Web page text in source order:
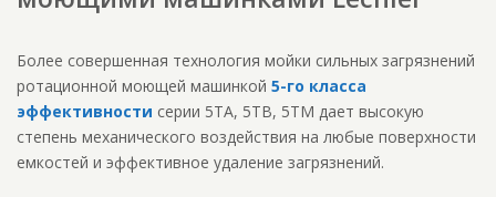
Более совершенная технология мойки сильных загрязнений
ротационной моющей машинкой 5-го класса
эффективности серии 5TA, 5TB, 5TM дает высокую
степень механического воздействия на любые поверхности
емкостей и эффективное удаление загрязнений.